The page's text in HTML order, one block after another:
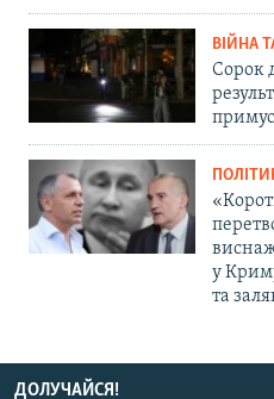
ВІЙНА
Сорок
у
та
ДОЛУЧАЙСЯ!